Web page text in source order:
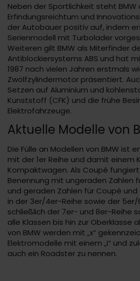
Neben der Sportlichkeit steht BMW
Erfindungsreichtum und
der Autobauer positiv auf, indem
Serienmodell mit Turbolader
Weiteren gilt BMW als Miterfinder
Antiblockiersystems ABS und hat
1987 nach vielen Jahren erstmals
Zwölfzylindermotor präsentiert.
Setzen auf Aluminium und
Kunststoff (CFK) und die frühe
Elektrofahrzeuge.
Aktuelle Modelle von
Die Fülle an Modellen von BMW ist
mit der 1er Reihe und damit einem
Kompaktwagen. Als Coupé
Benennung mit ungeraden Zahlen
und geraden Zahlen für Coupé
in der 3er/4er-Reihe sowie der 5er/
schließlich der 7er- und 8er-Reihe
alle Klassen bis hin zur Oberklasse
von BMW werden mit „x“
Elektromodelle mit einem „i“ und
auch ein Roadster zu nennen.